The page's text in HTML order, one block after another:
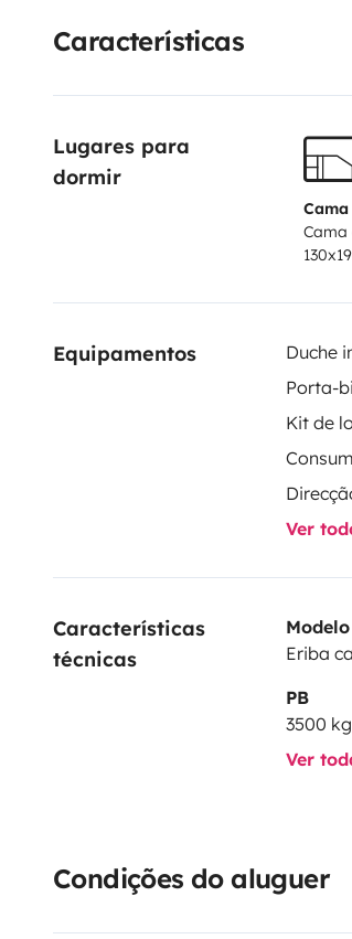
Características
Lugares para
dormir
Cama
Cama
Equipamentos Duche
Porta-
Kit de
Ver
Características
técnicas
Modelo
Eriba
PB
3500 kg
Ver
Condições do aluguer